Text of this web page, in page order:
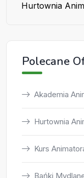
Hurtownia
Polecane
Akademia
Hurtownia
Kurs
Bańki